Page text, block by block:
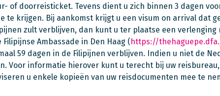
of doorreisticket. Tevens dient u zich binnen 3 dagen
te krijgen. Bij aankomst krijgt u een visum on arrival dat
zult verblijven, dan kunt u ter plaatse een verlenging
Ambassade in Den Haag (https://
59 dagen in de Filipijnen verblijven. Indien u niet de
Voor informatie hierover kunt u terecht bij uw reisbureau,
u enkele kopieën van uw reisdocumenten mee te